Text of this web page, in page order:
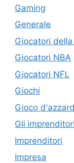
Gaming
Generale
Giocatori della
Giocatori NBA
Giocatori NFL
Giochi
Gioco
Gli imprenditori
Imprenditori
Impresa